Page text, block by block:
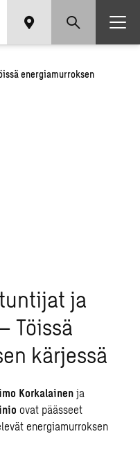
energiamurroksen
ja
Töissä
kärjessä
Korkalainen ja
ovat päässeet
energiamurroksen